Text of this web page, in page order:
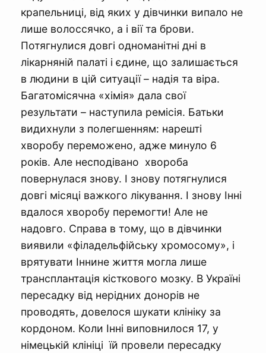
крапельниці, від яких у дівчинки випало не
лише волоссячко, а і вії та брови.
Потягнулися довгі одноманітні дні в
лікарняній палаті і єдине, що залишається
в людини в цій ситуації – надія та віра.
Багатомісячна «хімія» дала свої
результати – наступила ремісія. Батьки
видихнули з полегшенням: нарешті
хворобу переможено, адже минуло 6
років. Але несподівано хвороба
повернулася знову. І знову потягнулися
довгі місяці важкого лікування. І знову Інні
вдалося хворобу перемогти! Але не
надовго. Справа в тому, що в дівчинки
виявили «філадельфійську хромосому», і
врятувати Іннине життя могла лише
трансплантація кісткового мозку. В Україні
пересадку від нерідних донорів не
проводять, довелося шукати клініку за
кордоном. Коли Інні виповнилося 17, у
німецькій клініці їй провели пересадку